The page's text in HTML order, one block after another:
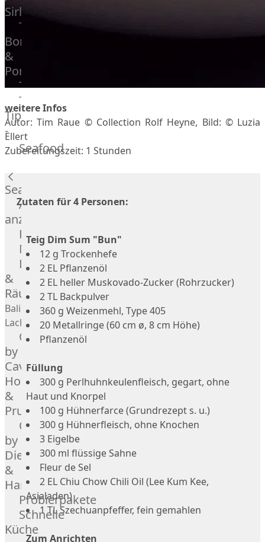
Veire
Wagyu
Beef
Ibérico
Joselito
Ibérico
70%
Bellota
Ibérico
35%
Bellota
LiVar
Schweinefleisch
Mangalitza
Schwein
Geflügel
Miéral
Geflügel
Huhn
Hahn
Kapaun
Ente
Perlhuhn
Gans
Kalb
Lamm
Nordsee
Lamm
Französisches
Lamm
Donald
Russell
Lamm
Sirloin
T-
Bone
&
Porterhouse
Tomahawk
Tri
Tip
-
Bürgermeisterstück
Bäckchen
Tender
Special
Cuts
Rippchen
Teilstücke
vom
Rind
Teilstücke
vom
Schwein
Teilstücke
vom
Lamm
Teilstücke
vom
Geflügel
Seafood
Seafood
Alle
anzeigen
Fisch
Meeresfrüchte
Lachs
&
Räucherlachs
Balik
Lachs
Caviar
by
Caviar
House
&
Prunier
Caviar
by
Dieckmann
&
Hansen
Probierpakete
Schnelle
Küche
weitere Infos
Autor: Tim Raue © Collection Rolf Heyne, Bild: © Luzia
Ellert
Zubereitungszeit: 1 Stunden
Zutaten für 4 Personen:
Teig Dim Sum "Bun"
12 g Trockenhefe
2 EL Pflanzenöl
2 EL heller Muskovado-Zucker (Rohrzucker)
2 TL Backpulver
360 g Weizenmehl, Type 405
20 Metallringe (60 cm ø, 8 cm Höhe)
Pflanzenöl
Füllung
300 g Perlhuhnkeulenfleisch, gegart, ohne
Haut und Knorpel
100 g Hühnerfarce (Grundrezept s. u.)
300 g Hühnerfleisch, ohne Knochen
3 Eigelbe
300 ml flüssige Sahne
Fleur de Sel
2 EL Chiu Chow Chili Oil (Lee Kum Kee,
Asialaden)
1 TL Szechuanpfeffer, fein gemahlen
Zum Anrichten